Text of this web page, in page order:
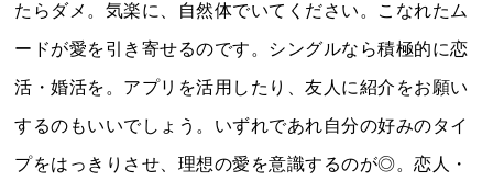
たらダメ。気楽に、自然体でいてください。こなれたム
ードが愛を引き寄せるのです。シングルなら積極的に恋
活・婚活を。アプリを活用したり、友人に紹介をお願い
するのもいいでしょう。いずれであれ自分の好みのタイ
プをはっきりさせ、理想の愛を意識するのが◎。恋人・